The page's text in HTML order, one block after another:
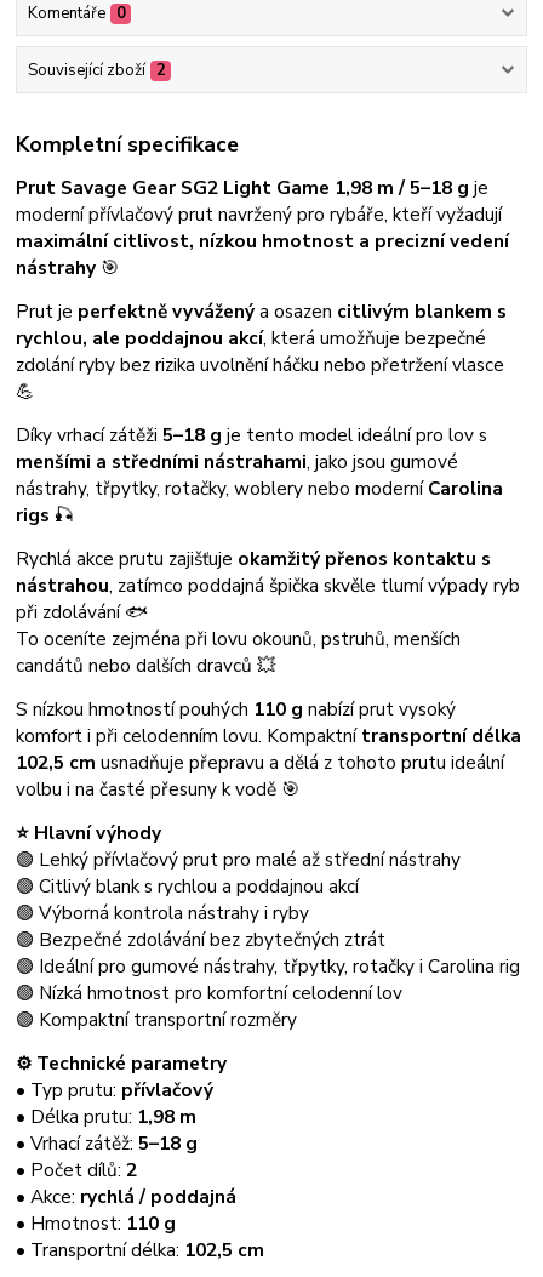
Komentáře 0
Související zboží 2
Kompletní specifikace
Prut Savage Gear SG2 Light Game 1,98 m / 5–18 g je
moderní přívlačový prut navržený pro rybáře, kteří vyžadují
maximální citlivost, nízkou hmotnost a precizní vedení
nástrahy 🎯
Prut je perfektně vyváženýa osazen citlivým blankem s
rychlou, ale poddajnou akcí, která umožňuje bezpečné
zdolání ryby bez rizika uvolnění háčku nebo přetržení vlasce
💪
Díky vrhací zátěži5–18 g je tento model ideální pro lov s
menšími a středními nástrahami, jako jsou gumové
nástrahy, třpytky, rotačky, woblery nebo moderníCarolina
rigs 🎣
Rychlá akce prutu zajišťuje okamžitý přenos kontaktu s
nástrahou, zatímco poddajná špička skvěle tlumí výpady ryb
při zdolávání 🐟
To oceníte zejména při lovu okounů, pstruhů, menších
candátů nebo dalších dravců 💥
S nízkou hmotností pouhých 110 g nabízí prut vysoký
komfort i při celodenním lovu. Kompaktnítransportní délka
102,5 cm usnadňuje přepravu a dělá z tohoto prutu ideální
volbu i na časté přesuny k vodě 🎯
⭐ Hlavní výhody
🟢 Lehký přívlačový prut pro malé až střední nástrahy
🟢 Citlivý blank s rychlou a poddajnou akcí
🟢 Výborná kontrola nástrahy i ryby
🟢 Bezpečné zdolávání bez zbytečných ztrát
🟢 Ideální pro gumové nástrahy, třpytky, rotačky i Carolina rig
🟢 Nízká hmotnost pro komfortní celodenní lov
🟢 Kompaktní transportní rozměry
⚙️ Technické parametry
• Typ prutu: přívlačový
• Délka prutu: 1,98 m
• Vrhací zátěž:5–18 g
• Počet dílů:2
• Akce: rychlá / poddajná
• Hmotnost: 110 g
• Transportní délka: 102,5 cm